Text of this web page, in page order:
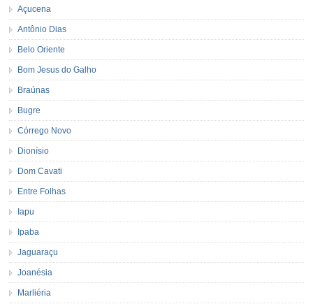
Açucena
Antônio Dias
Belo Oriente
Bom Jesus do Galho
Braúnas
Bugre
Córrego Novo
Dionísio
Dom Cavati
Entre Folhas
Iapu
Ipaba
Jaguaraçu
Joanésia
Marliéria